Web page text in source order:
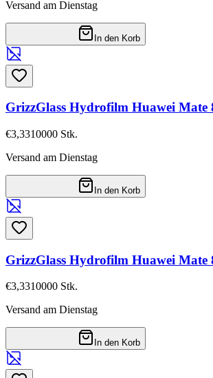
Versand am Dienstag
In den Korb
GrizzGlass Hydrofilm Huawei Mate
€3,3310000 Stk.
Versand am Dienstag
In den Korb
GrizzGlass Hydrofilm Huawei Mate
€3,3310000 Stk.
Versand am Dienstag
In den Korb